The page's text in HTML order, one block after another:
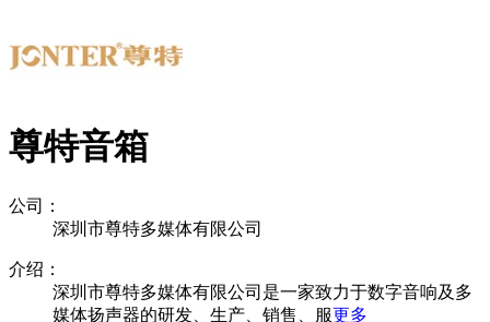
尊特音箱
公司：
深圳市尊特多媒体有限公司
介绍：
深圳市尊特多媒体有限公司是一家致力于数字音响及多
媒体扬声器的研发、生产、销售、服更多